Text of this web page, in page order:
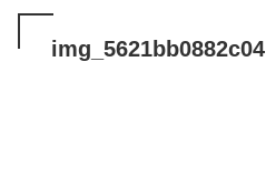
img_5621bb0882c04